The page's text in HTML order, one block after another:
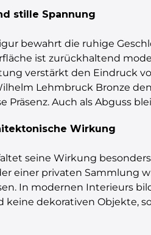
stille Spannung
bewahrt die ruhige
ist zurückhaltend
verstärkt den Eindruck
Lehmbruck Bronze
Präsenz. Auch als Abguss
Wirkung
seine Wirkung
einer privaten Sammlung
In modernen Interieurs
dekorativen Objekte,